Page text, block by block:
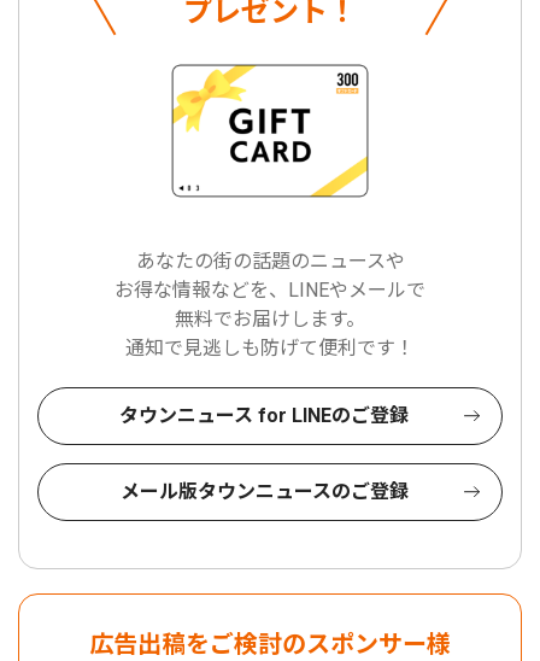
プレゼント！
あなたの街の話題のニュースや
お得な情報などを、LINEやメールで
無料でお届けします。
通知で見逃しも防げて便利です！
タウンニュース for LINEのご登録
メール版タウンニュースのご登録
広告出稿をご検討のスポンサー様